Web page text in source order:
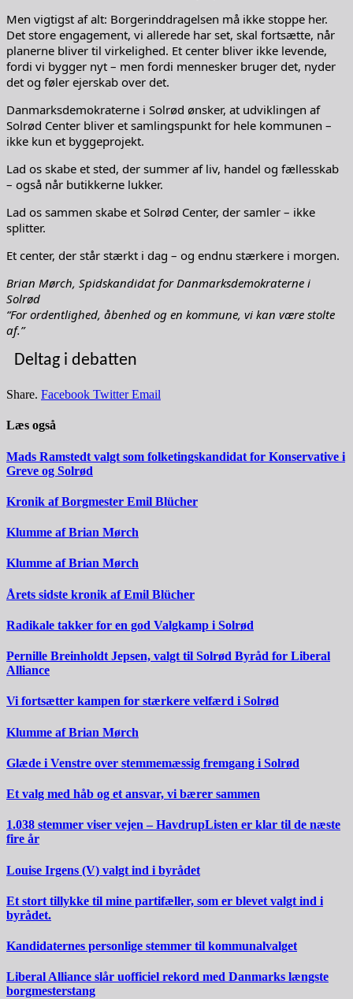
Men vigtigst af alt: Borgerinddragelsen må ikke stoppe her.
Det store engagement, vi allerede har set, skal fortsætte, når
planerne bliver til virkelighed. Et center bliver ikke levende,
fordi vi bygger nyt – men fordi mennesker bruger det, nyder
det og føler ejerskab over det.
Danmarksdemokraterne i Solrød ønsker, at udviklingen af
Solrød Center bliver et samlingspunkt for hele kommunen –
ikke kun et byggeprojekt.
Lad os skabe et sted, der summer af liv, handel og fællesskab
– også når butikkerne lukker.
Lad os sammen skabe et Solrød Center, der samler – ikke
splitter.
Et center, der står stærkt i dag – og endnu stærkere i morgen.
Brian Mørch, Spidskandidat for Danmarksdemokraterne i
Solrød
“For ordentlighed, åbenhed og en kommune, vi kan være stolte
af.”
Deltag i debatten
Share. Facebook Twitter Email
Læs også
Mads Ramstedt valgt som folketingskandidat for Konservative i
Greve og Solrød
Kronik af Borgmester Emil Blücher
Klumme af Brian Mørch
Klumme af Brian Mørch
Årets sidste kronik af Emil Blücher
Radikale takker for en god Valgkamp i Solrød
Pernille Breinholdt Jepsen, valgt til Solrød Byråd for Liberal
Alliance
Vi fortsætter kampen for stærkere velfærd i Solrød
Klumme af Brian Mørch
Glæde i Venstre over stemmemæssig fremgang i Solrød
Et valg med håb og et ansvar, vi bærer sammen
1.038 stemmer viser vejen – HavdrupListen er klar til de næste
fire år
Louise Irgens (V) valgt ind i byrådet
Et stort tillykke til mine partifæller, som er blevet valgt ind i
byrådet.
Kandidaternes personlige stemmer til kommunalvalget
Liberal Alliance slår uofficiel rekord med Danmarks længste
borgmesterstang